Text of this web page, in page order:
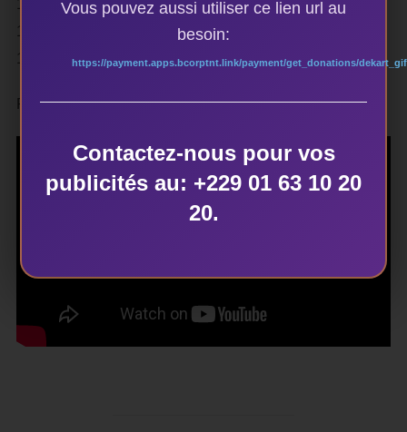
16 mai : La Ferme du Buisson – Marne-la-Vallée
1er juin : Théâtre Na Loba – Pennautier
15 juin : Le Carré Magique – Lannion
Plus d’infos :https://sandrankake.com/
Vous pouvez aussi utiliser ce lien url au
besoin:
https://payment.apps.bcorptnt.link/payment/get_donations/
Contactez-nous pour vos
publicités au: +229 01 63 10 20
20.